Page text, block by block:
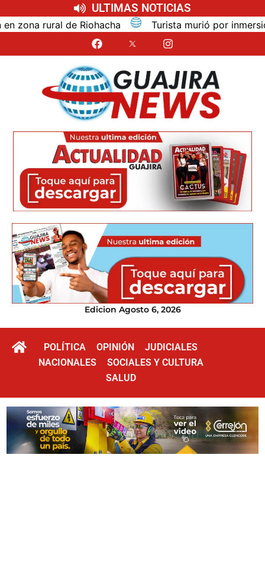
ULTIMAS NOTICIAS
rural de Riohacha Turista murió por inmersión
Edicion Agosto 6, 2026
POLÍTICA OPINIÓN
JUDICIALES
NACIONALES
SOCIALES Y CULTURA
SALUD